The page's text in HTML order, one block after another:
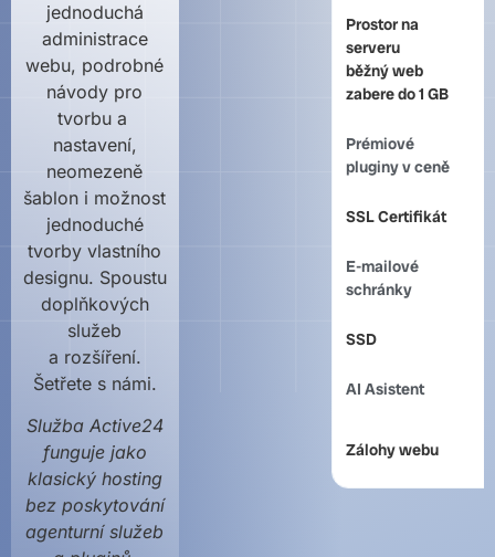
jednoduchá
administrace
webu, podrobné
návody pro
tvorbu a
nastavení,
neomezeně
šablon i možnost
jednoduché
tvorby vlastního
designu. Spoustu
doplňkových
služeb
a rozšíření.
Šetřete s námi.
Služba Active24
funguje jako
klasický hosting
bez poskytování
agenturní služeb
Prostor na
serveru
běžný web
zabere do 1 GB
Prémiové
pluginy v ceně
SSL Certifikát
E-mailové
schránky
SSD
AI Asistent
Zálohy webu